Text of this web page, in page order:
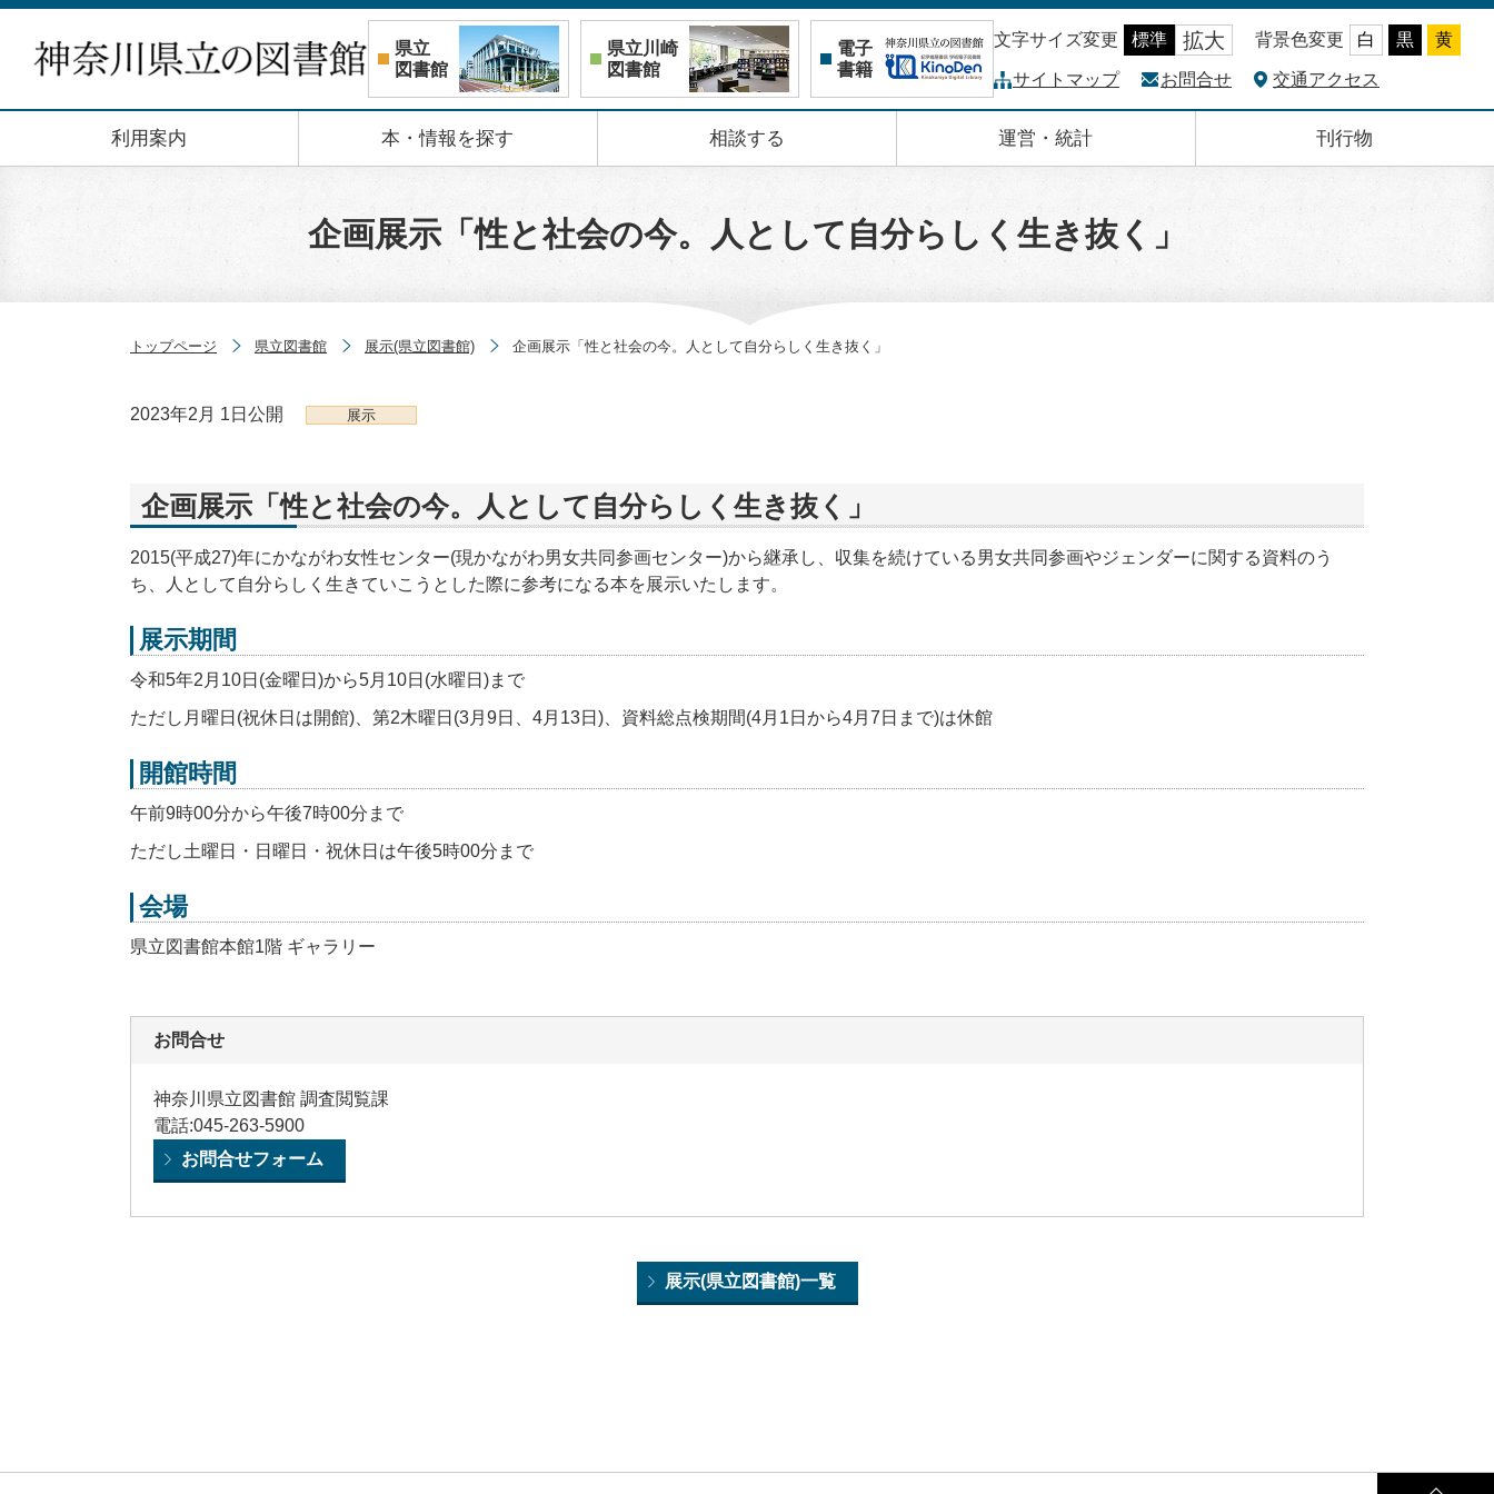
県立
図書館
県立川崎
図書館
電子
書籍
文字サイズ変更 標準 拡大 背景色変更 白 黒 黄
サイトマップ お問合せ 交通アクセス
利用案内 本・情報を探す 相談する 運営・統計 刊行物
企画展示「性と社会の今。人として自分らしく生き抜く」
トップページ 県立図書館 展示(県立図書館) 企画展示「性と社会の今。人として自分らしく生き抜く」
2023年2月 1日 公開 展示
企画展示「性と社会の今。人として自分らしく生き抜く」
2015(平成27)年にかながわ女性センター(現かながわ男女共同参画センター)から継承し、収集を続けている男女共同参画やジェンダーに関する資料のう
ち、人として自分らしく生きていこうとした際に参考になる本を展示いたします。
展示期間
令和5年2月10日(金曜日)から5月10日(水曜日)まで
ただし月曜日(祝休日は開館)、第2木曜日(3月9日、4月13日)、資料総点検期間(4月1日から4月7日まで)は休館
開館時間
午前9時00分から午後7時00分まで
ただし土曜日・日曜日・祝休日は午後5時00分まで
会場
県立図書館本館1階 ギャラリー
お問合せ
神奈川県立図書館 調査閲覧課
電話:045-263-5900
お問合せフォーム
展示(県立図書館)一覧